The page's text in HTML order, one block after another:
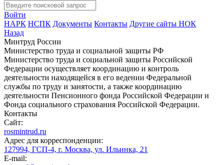
Войти
НАРК НСПК Документы Контакты Другие сайты НОК
Назад
Минтруд России
Министерство труда и социальной защиты РФ
Министерство труда и социальной защиты Российской
Федерации осуществляет координацию и контроль
деятельности находящейся в его ведении Федеральной
службы по труду и занятости, а также координацию
деятельности Пенсионного фонда Российской Федерации и
Фонда социального страхования Российской Федерации.
Контакты
Сайт:
rosmintrud.ru
Адрес для корреспонденции:
127994, ГСП-4, г. Москва, ул. Ильинка, 21
E-mail: